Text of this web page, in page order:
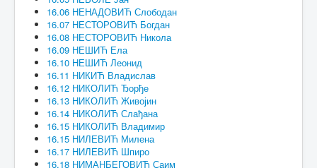
16.06 НЕНАДОВИЋ Слободан
16.07 НЕСТОРОВИЋ Богдан
16.08 НЕСТОРОВИЋ Никола
16.09 НЕШИЋ Ела
16.10 НЕШИЋ Леонид
16.11 НИКИЋ Владислав
16.12 НИКОЛИЋ Ђорђе
16.13 НИКОЛИЋ Живојин
16.14 НИКОЛИЋ Слађана
16.15 НИКОЛИЋ Владимир
16.15 НИЛЕВИЋ Милена
16.17 НИЛЕВИЋ Шпиро
16.18 НИМАНБЕГОВИЋ Саим